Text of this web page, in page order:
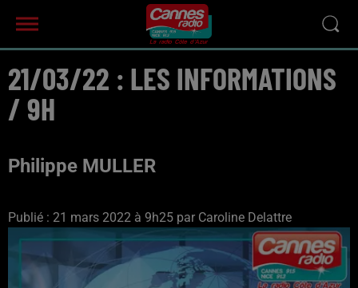
21/03/22 : LES INFORMATIONS
/ 9H
Philippe MULLER
Publié : 21 mars 2022 à 9h25 par Caroline Delattre